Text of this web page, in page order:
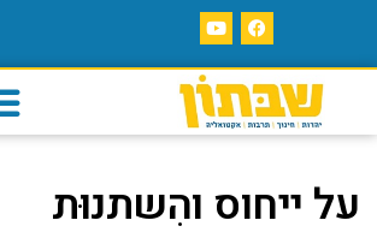
על ייחוס והִשתנוּת